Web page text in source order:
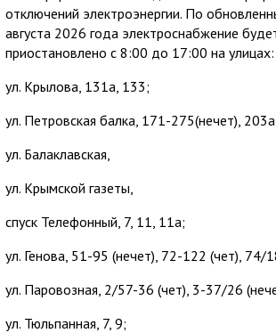
отключений электроэнергии. По
августа 2026 года электроснабжение
приостановлено с 8:00 до 17:00 на улицах:
ул. Крылова, 131а, 133;
ул. Петровская балка, 171-275(нечет),
ул. Балаклавская,
ул. Крымской газеты,
спуск Телефонный, 7, 11, 11а;
ул. Генова, 51-95 (нечет), 72-122 (чет), 74/
ул. Паровозная, 2/57-36 (чет), 3-37/26
ул. Тюльпанная, 7, 9;